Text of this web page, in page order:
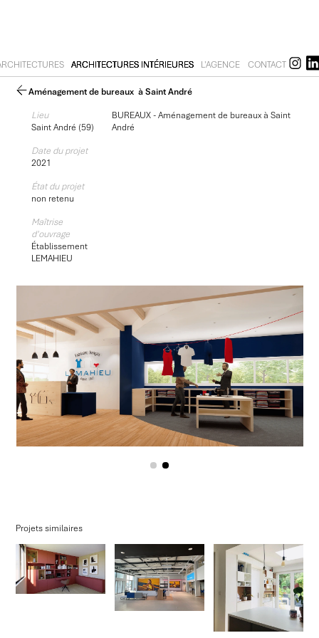
ARCHITECTURES INTÉRIEURES L'AGENCE CONTACT
Aménagement de bureaux à Saint André
Lieu
Saint André (59)
Date du projet
2021
État du projet
non retenu
Maîtrise
d'ouvrage
Établissement
LEMAHIEU
BUREAUX - Aménagement de bureaux à Saint
André
Projets similaires